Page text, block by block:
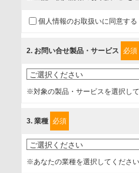
に取扱い、これらで定める範囲
内等のために利用させていただ
情報を提供されるお客様（本人
的、管理者、提供の有無、情報
確認し、当社への情報提供がお
上げます。
事業者名
個人情報のお取扱いに同意する
2. お問い合せ製品・サービス 必須
※対象の製品・サービスを選択して
3. 業種 必須
※あなたの業種を選択してください